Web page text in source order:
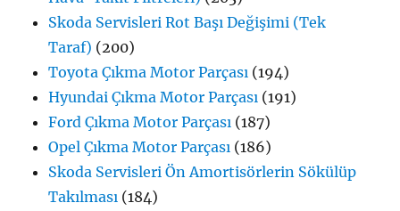
Skoda Servisleri Rot Başı Değişimi (Tek
Taraf) (200)
Toyota Çıkma Motor Parçası (194)
Hyundai Çıkma Motor Parçası (191)
Ford Çıkma Motor Parçası (187)
Opel Çıkma Motor Parçası (186)
Skoda Servisleri Ön Amortisörlerin Sökülüp
Takılması (184)